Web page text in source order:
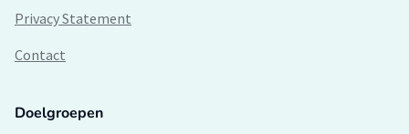
Privacy Statement
Contact
Doelgroepen